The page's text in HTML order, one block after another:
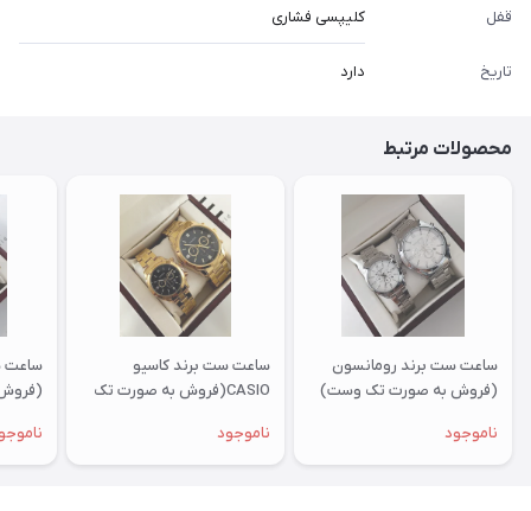
قفل کلیپسی فشاری
تاریخ دارد
محصولات مرتبط
ساعت ست برند رومانسون
(فروش به صورت تک وست)
ناموجود
ساعت ست برند کاسیو
CASIO(فروش به صورت تک
ناموجود
ساعت